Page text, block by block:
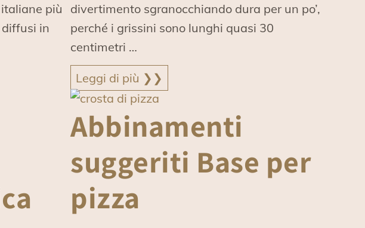
più
diffusi in
divertimento sgranocchiando dura per un po’,
perché i grissini sono lunghi quasi 30
centimetri …
Leggi di più ❯❯
Abbinamenti
suggeriti Base per
pizza